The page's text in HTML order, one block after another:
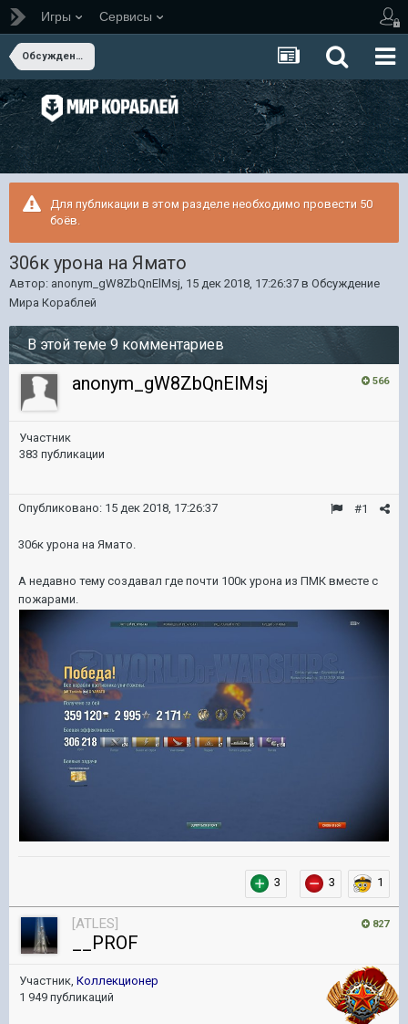
Игры Сервисы
Обсуждение Мира Кораблей
Для публикации в этом разделе необходимо провести 50
боёв.
306к урона на Ямато
Автор: anonym_gW8ZbQnElMsj, 15 дек 2018, 17:26:37 в Обсуждение
Мира Кораблей
В этой теме 9 комментариев
566
anonym_gW8ZbQnElMsj
Участник
383 публикации
#1
Опубликовано: 15 дек 2018, 17:26:37
306к урона на Ямато.
А недавно тему создавал где почти 100к урона из ПМК вместе с
пожарами.
3 3 1
827
[ATLES]
__PROF
Участник, Коллекционер
1 949 публикаций